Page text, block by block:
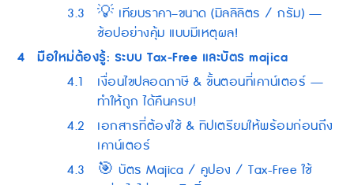
3.3
💡 เทียบราคา–ขนาด (มิลลิลิตร / กรัม) —
ช้อปอย่างคุ้ม แบบมีเหตุผล!
4 มือใหม่ต้องรู้: ระบบ Tax‑Free และบัตร majica
4.1
เงื่อนไขปลอดภาษี & ขั้นตอนที่เคาน์เตอร์ —
ทำให้ถูก ได้คืนครบ!
4.2
เอกสารที่ต้องใช้ & ทิปเตรียมให้พร้อมก่อนถึง
เคาน์เตอร์
4.3
🎯 บัตร Majica / คูปอง / Tax-Free ใช้